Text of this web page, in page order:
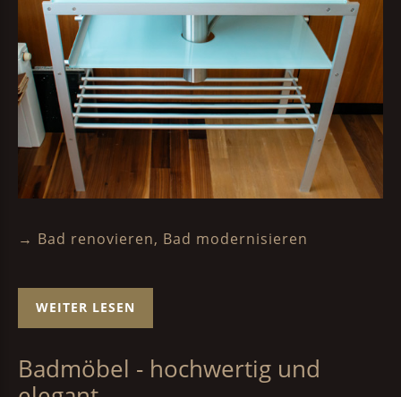
→ Bad renovieren, Bad modernisieren
WEITER LESEN
Badmöbel - hochwertig und